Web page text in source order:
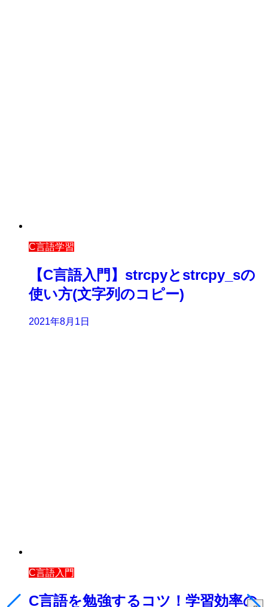
C言語学習
【C言語入門】strcpyとstrcpy_sの
使い方(文字列のコピー)
2021年8月1日
C言語入門
C言語を勉強するコツ！学習効率の